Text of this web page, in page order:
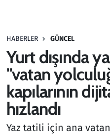
HABERLER GÜNCEL
Yurt dışında
"vatan
kapılarının
hızlandı
Yaz tatili için ana
Haber
Kültür Sanat
Kurumsal Haberler
Lezzet Durağı